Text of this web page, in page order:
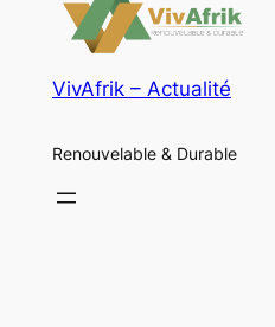
VivAfrik – Actualité
Renouvelable & Durable